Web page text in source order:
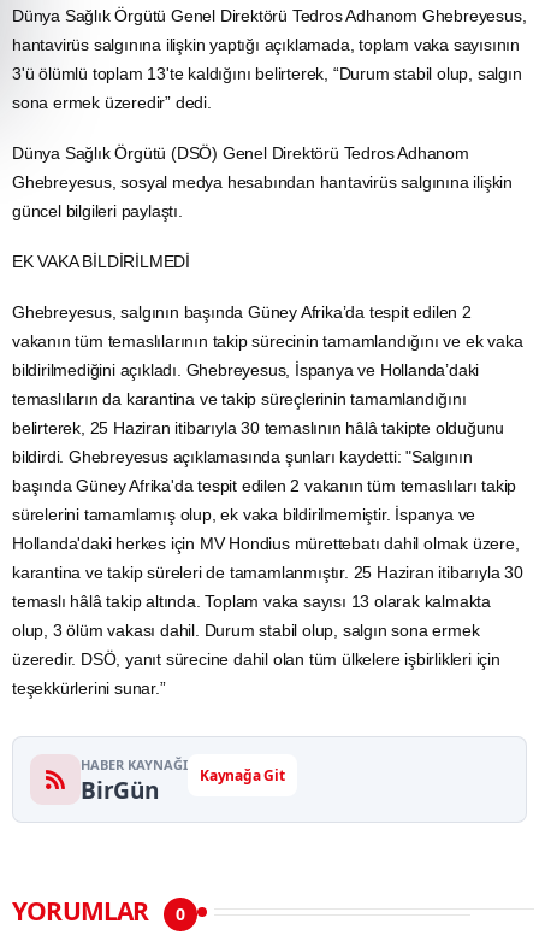
Dünya Sağlık Örgütü Genel Direktörü Tedros Adhanom Ghebreyesus,
hantavirüs salgınına ilişkin yaptığı açıklamada, toplam vaka sayısının
3'ü ölümlü toplam 13'te kaldığını belirterek, “Durum stabil olup, salgın
sona ermek üzeredir” dedi.
Dünya Sağlık Örgütü (DSÖ) Genel Direktörü Tedros Adhanom
Ghebreyesus, sosyal medya hesabından hantavirüs salgınına ilişkin
güncel bilgileri paylaştı.
EK VAKA BİLDİRİLMEDİ
Ghebreyesus, salgının başında Güney Afrika’da tespit edilen 2
vakanın tüm temaslılarının takip sürecinin tamamlandığını ve ek vaka
bildirilmediğini açıkladı. Ghebreyesus, İspanya ve Hollanda’daki
temaslıların da karantina ve takip süreçlerinin tamamlandığını
belirterek, 25 Haziran itibarıyla 30 temaslının hâlâ takipte olduğunu
bildirdi. Ghebreyesus açıklamasında şunları kaydetti: "Salgının
başında Güney Afrika'da tespit edilen 2 vakanın tüm temaslıları takip
sürelerini tamamlamış olup, ek vaka bildirilmemiştir. İspanya ve
Hollanda'daki herkes için MV Hondius mürettebatı dahil olmak üzere,
karantina ve takip süreleri de tamamlanmıştır. 25 Haziran itibarıyla 30
temaslı hâlâ takip altında. Toplam vaka sayısı 13 olarak kalmakta
olup, 3 ölüm vakası dahil. Durum stabil olup, salgın sona ermek
üzeredir. DSÖ, yanıt sürecine dahil olan tüm ülkelere işbirlikleri için
teşekkürlerini sunar.”
HABER KAYNAĞI
BirGün Kaynağa Git
YORUMLAR 0